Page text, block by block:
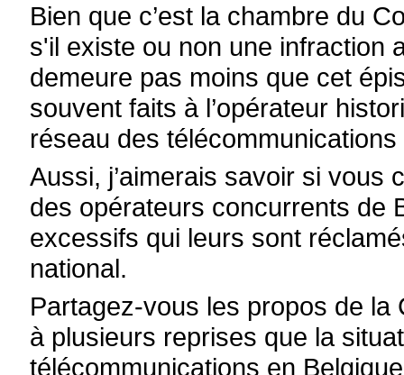
Bien que c’est la chambre du
s'il existe ou non une infraction
demeure pas moins que cet
souvent faits à l’opérateur
réseau des
Aussi, j’aimerais savoir si vous
des opérateurs concurrents de
excessifs qui leurs sont
national.
Partagez-vous les propos de
à plusieurs reprises que la
télécommunications en